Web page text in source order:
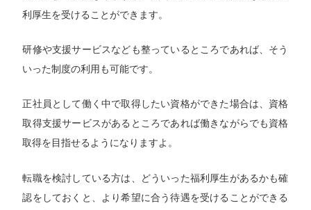
利厚生を受けることができます。
研修や支援サービスなども整っているところであれば、そう
いった制度の利用も可能です。
正社員として働く中で取得したい資格ができた場合は、資格
取得支援サービスがあるところであれば働きながらでも資格
取得を目指せるようになりますよ。
転職を検討している方は、どういった福利厚生があるかも確
認をしておくと、より希望に合う待遇を受けることができる